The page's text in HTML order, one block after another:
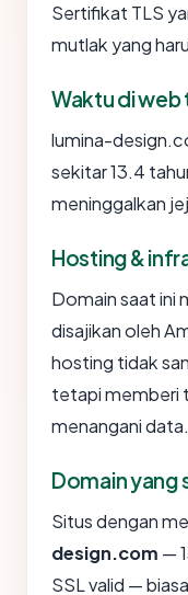
Sertifikat TLS
mutlak yang
Waktu di web
lumina-
sekitar 13.4
meninggalkan
Hosting &
Domain saat ini
disajikan oleh
hosting tidak
tetapi memberi
menangani data.
Domain yang
Situs dengan
design.com —
SSL valid —